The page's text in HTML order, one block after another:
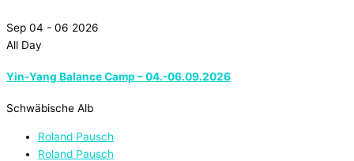
Sep 04 - 06 2026
All Day
Yin-Yang Balance Camp – 04.-06.09.2026
Schwäbische Alb
Roland Pausch
Roland Pausch